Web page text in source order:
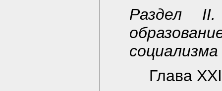
Раздел
социализма
Глава